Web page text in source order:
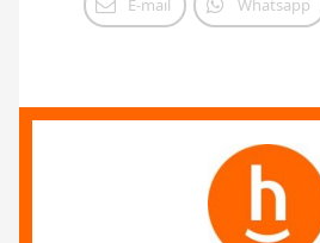
E-mail Whatsapp